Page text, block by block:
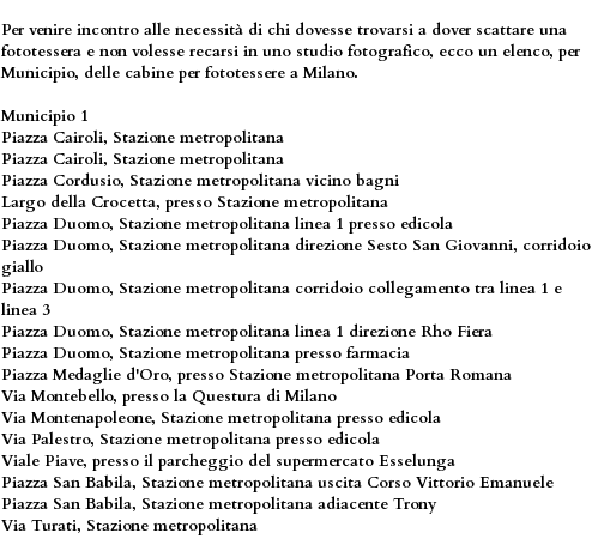
Per venire incontro alle necessità di chi dovesse trovarsi a dover scattare una
fototessera e non volesse recarsi in uno studio fotografico, ecco un elenco, per
Municipio, delle cabine per fototessere a Milano.
Municipio 1
Piazza Cairoli, Stazione metropolitana
Piazza Cairoli, Stazione metropolitana
Piazza Cordusio, Stazione metropolitana vicino bagni
Largo della Crocetta, presso Stazione metropolitana
Piazza Duomo, Stazione metropolitana linea 1 presso edicola
Piazza Duomo, Stazione metropolitana direzione Sesto San Giovanni, corridoio
giallo
Piazza Duomo, Stazione metropolitana corridoio collegamento tra linea 1 e
linea 3
Piazza Duomo, Stazione metropolitana linea 1 direzione Rho Fiera
Piazza Duomo, Stazione metropolitana presso farmacia
Piazza Medaglie d'Oro, presso Stazione metropolitana Porta Romana
Via Montebello, presso la Questura di Milano
Via Montenapoleone, Stazione metropolitana presso edicola
Via Palestro, Stazione metropolitana presso edicola
Viale Piave, presso il parcheggio del supermercato Esselunga
Piazza San Babila, Stazione metropolitana uscita Corso Vittorio Emanuele
Piazza San Babila, Stazione metropolitana adiacente Trony
Via Turati, Stazione metropolitana